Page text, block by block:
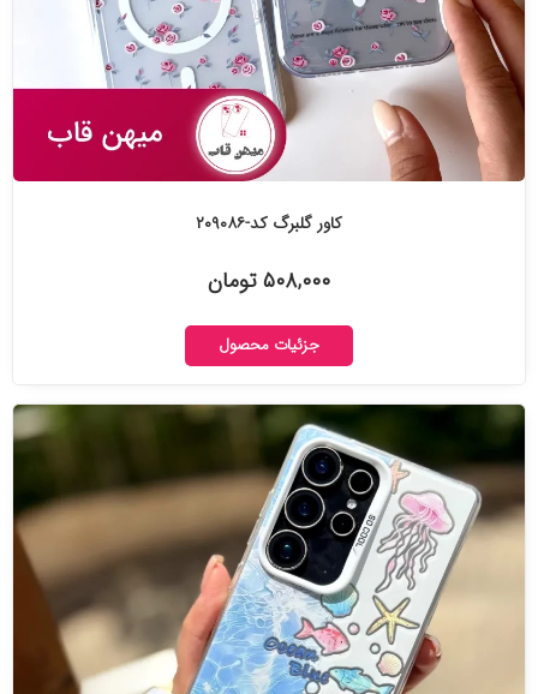
کاور گلبرگ کد-۲۰۹۰۸۶
۵۰۸,۰۰۰ تومان
جزئیات محصول